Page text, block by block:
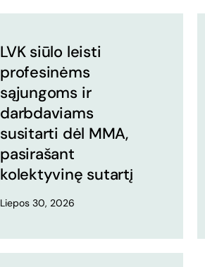
LVK siūlo leisti
profesinėms
sąjungoms ir
darbdaviams
susitarti dėl MMA,
pasirašant
kolektyvinę sutartį
Liepos 30, 2026